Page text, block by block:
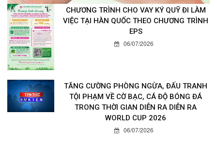
CHƯƠNG TRÌNH CHO VAY KÝ QUỸ ĐI LÀM
VIỆC TẠI HÀN QUỐC THEO CHƯƠNG TRÌNH
EPS
06/07/2026
TĂNG CƯỜNG PHÒNG NGỪA, ĐẤU TRANH
TỘI PHẠM VỀ CỜ BẠC, CÁ ĐỘ BÓNG ĐÁ
TRONG THỜI GIAN DIỄN RA DIỄN RA
WORLD CUP 2026
06/07/2026